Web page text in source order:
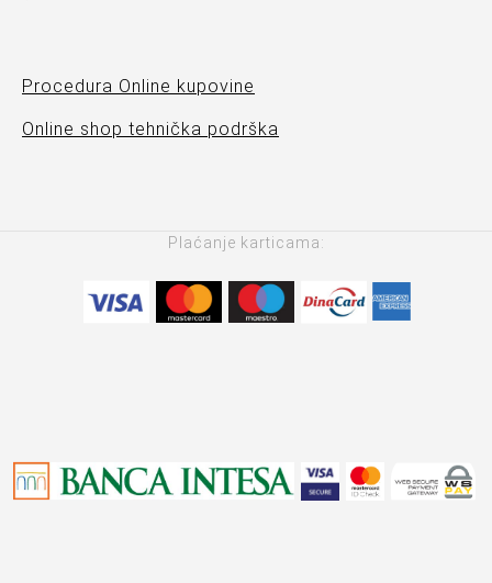
Procedura Online kupovine
Online shop tehnička podrška
Plaćanje karticama: